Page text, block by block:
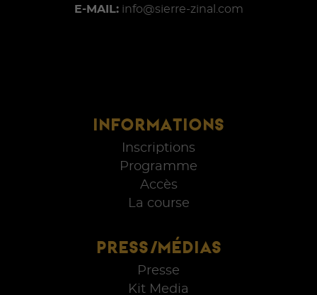
INFORMATIONS
Inscriptions
Programme
Accès
La course
PRESS/MÉDIAS
Presse
Kit Media
E-MAIL: info@sierre-zinal.com